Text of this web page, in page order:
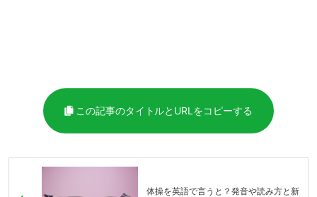
この記事のタイトルとURLをコピーする
体操を英語で言うと？発音や読み方と新